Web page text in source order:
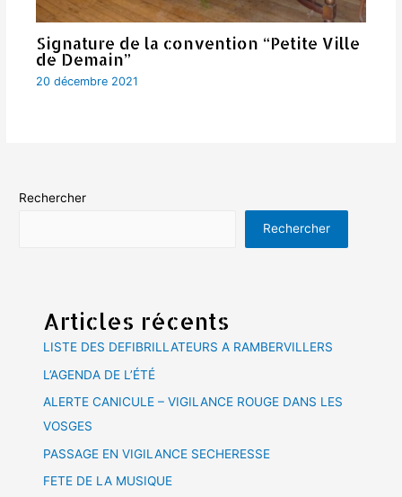
Signature de la convention “Petite Ville
de Demain”
20 décembre 2021
Rechercher
Rechercher
Articles récents
LISTE DES DEFIBRILLATEURS A RAMBERVILLERS
L’AGENDA DE L’ÉTÉ
ALERTE CANICULE – VIGILANCE ROUGE DANS LES
VOSGES
PASSAGE EN VIGILANCE SECHERESSE
FETE DE LA MUSIQUE